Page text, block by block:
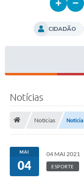
CIDADÃO
Notícias
Notícias Notícia
MAI
04
04 MAI 2021
ESPORTE